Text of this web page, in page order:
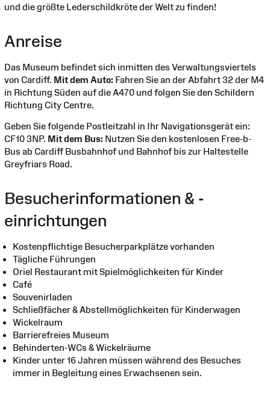
und die größte Lederschildkröte der Welt zu finden!
Anreise
Das Museum befindet sich inmitten des Verwaltungsviertels
von Cardiff. Mit dem Auto: Fahren Sie an der Abfahrt 32 der M4
in Richtung Süden auf die A470 und folgen Sie den Schildern
Richtung City Centre.
Geben Sie folgende Postleitzahl in Ihr Navigationsgerät ein:
CF10 3NP. Mit dem Bus: Nutzen Sie den kostenlosen Free-b-
Bus ab Cardiff Busbahnhof und Bahnhof bis zur Haltestelle
Greyfriars Road.
Besucherinformationen & -
einrichtungen
Kostenpflichtige Besucherparkplätze vorhanden
Tägliche Führungen
Oriel Restaurant mit Spielmöglichkeiten für Kinder
Café
Souvenirladen
Schließfächer & Abstellmöglichkeiten für Kinderwagen
Wickelraum
Barrierefreies Museum
Behinderten-WCs & Wickelräume
Kinder unter 16 Jahren müssen während des Besuches
immer in Begleitung eines Erwachsenen sein.